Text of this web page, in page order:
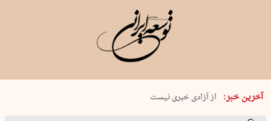
آخرین خبر:
یکشنبه 18 مرداد 1405 شماره 2245
از آزادی خبری نیست
۸۸۸ نفر سال گذشته بر اثر غرق‌شدگی جان …